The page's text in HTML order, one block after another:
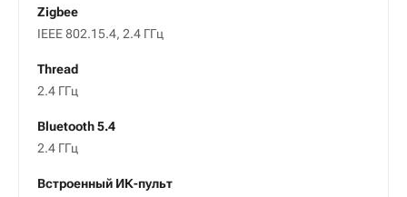
Zigbee
IEEE 802.15.4, 2.4 ГГц
Thread
2.4 ГГц
Bluetooth 5.4
2.4 ГГц
Встроенный ИК-пульт